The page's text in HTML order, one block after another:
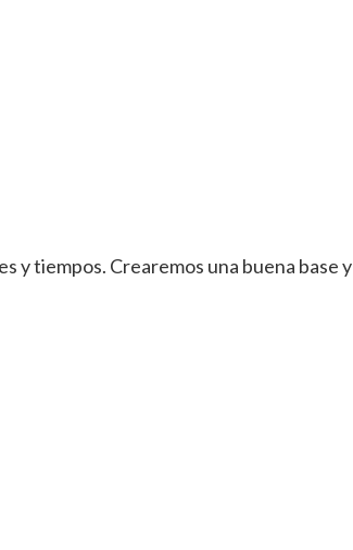
y tiempos. Crearemos una buena base y